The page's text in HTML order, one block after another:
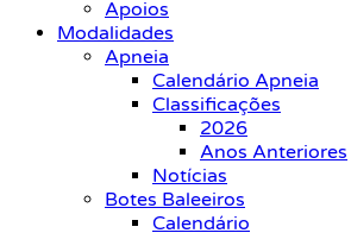
Apoios
Modalidades
Apneia
Calendário Apneia
Classificações
2026
Anos Anteriores
Notícias
Botes Baleeiros
Calendário